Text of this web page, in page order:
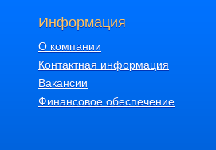
Информация
О компании
Контактная информация
Вакансии
Финансовое обеспечение